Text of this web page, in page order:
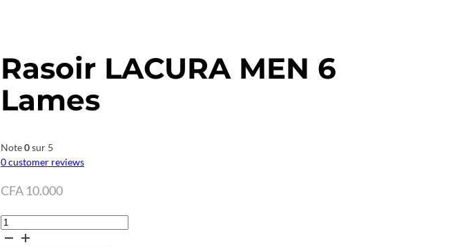
Rasoir LACURA MEN 6
Lames
Note0sur 5
0customer reviews
CFA10.000
quantité
de